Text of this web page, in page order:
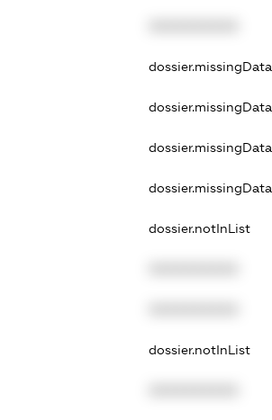
dossier.missingData
dossier.missingData
dossier.missingData
dossier.missingData
dossier.notInList
dossier.notInList